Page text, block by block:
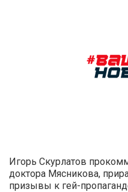
Игорь Скурлатов
доктора Мясникова,
призывы к гей-